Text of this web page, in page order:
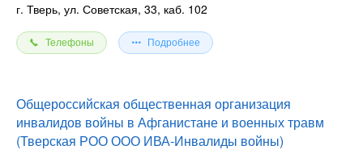
г. Тверь, ул. Советская, 33, каб. 102
Телефоны Подробнее
Общероссийская общественная организация
инвалидов войны в Афганистане и военных травм
(Тверская РОО ООО ИВА-Инвалиды войны)